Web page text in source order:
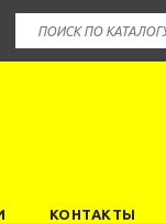
КОНТАКТЫ